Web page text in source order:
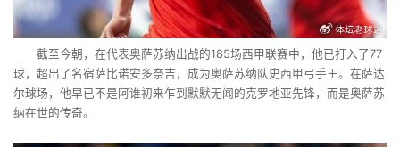
截至今朝，在代表奥萨苏纳出战的185场西甲联赛中，他已打入了77
球，超出了名宿萨比诺安多奈吉，成为奥萨苏纳队史西甲弓手王。在萨达
尔球场，他早已不是阿谁初来乍到默默无闻的克罗地亚先锋，而是奥萨苏
纳在世的传奇。